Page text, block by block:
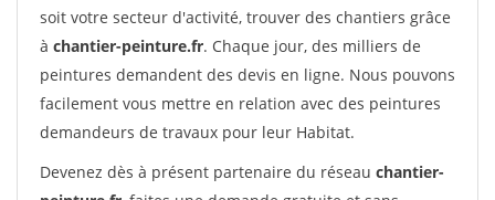
soit votre secteur d'activité, trouver des chantiers grâce
à chantier-peinture.fr. Chaque jour, des milliers de
peintures demandent des devis en ligne. Nous pouvons
facilement vous mettre en relation avec des peintures
demandeurs de travaux pour leur Habitat.
Devenez dès à présent partenaire du réseau chantier-